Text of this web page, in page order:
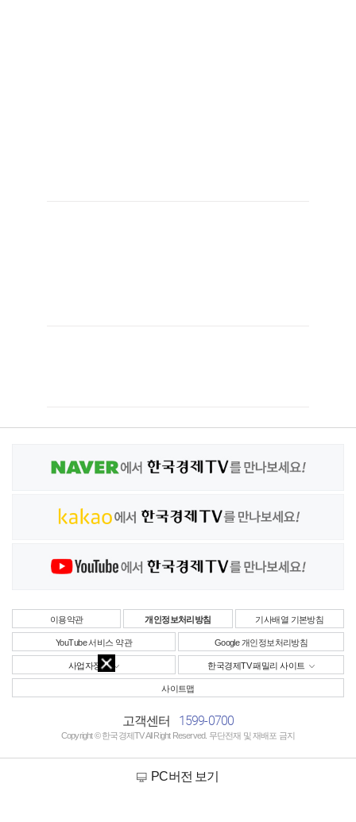
이용약관 개인정보처리방침 기사배열 기본방침
YouTube 서비스 약관 Google 개인정보처리방침
사업자정보 한국경제TV 패밀리 사이트
사이트맵
고객센터 1599-0700
Copyright © 한국경제TV All Right Reserved. 무단전재 및 재배포 금지
PC버전 보기